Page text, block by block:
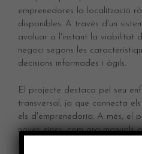
emprenedores la localització
disponibles. A través d'un
avaluar a l'instant la viabilitat
negoci segons les
decisions informades i àgils.
El projecte destaca pel seu
transversal, ja que connecta
els d'emprenedoria. A més, el
noves eines, com ara manuals
viabilitat adaptats a les